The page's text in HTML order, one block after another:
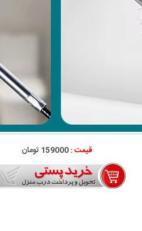
قیمت :159000 تومان